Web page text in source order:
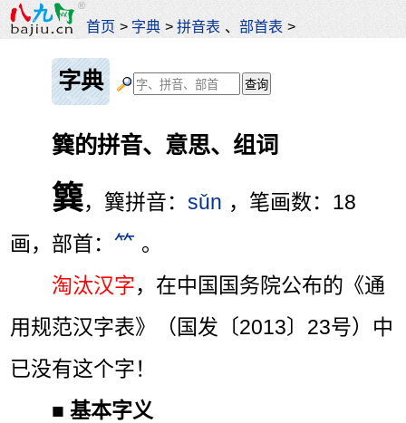
首页 > 字典 >拼音表 、部首表 >
字典
簨的拼音、意思、组词
簨，簨拼音：sǔn ，笔画数：18
画，部首：⺮ 。
淘汰汉字，在中国国务院公布的《通
用规范汉字表》（国发〔2013〕23号）中
已没有这个字！
■基本字义